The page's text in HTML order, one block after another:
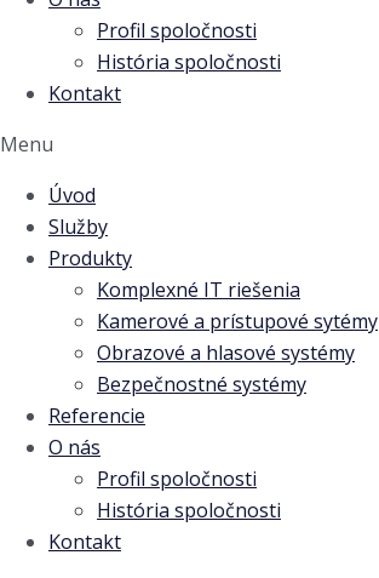
Profil spoločnosti
História spoločnosti
Kontakt
Menu
Úvod
Služby
Produkty
Komplexné IT riešenia
Kamerové a prístupové sytémy
Obrazové a hlasové systémy
Bezpečnostné systémy
Referencie
O nás
Profil spoločnosti
História spoločnosti
Kontakt